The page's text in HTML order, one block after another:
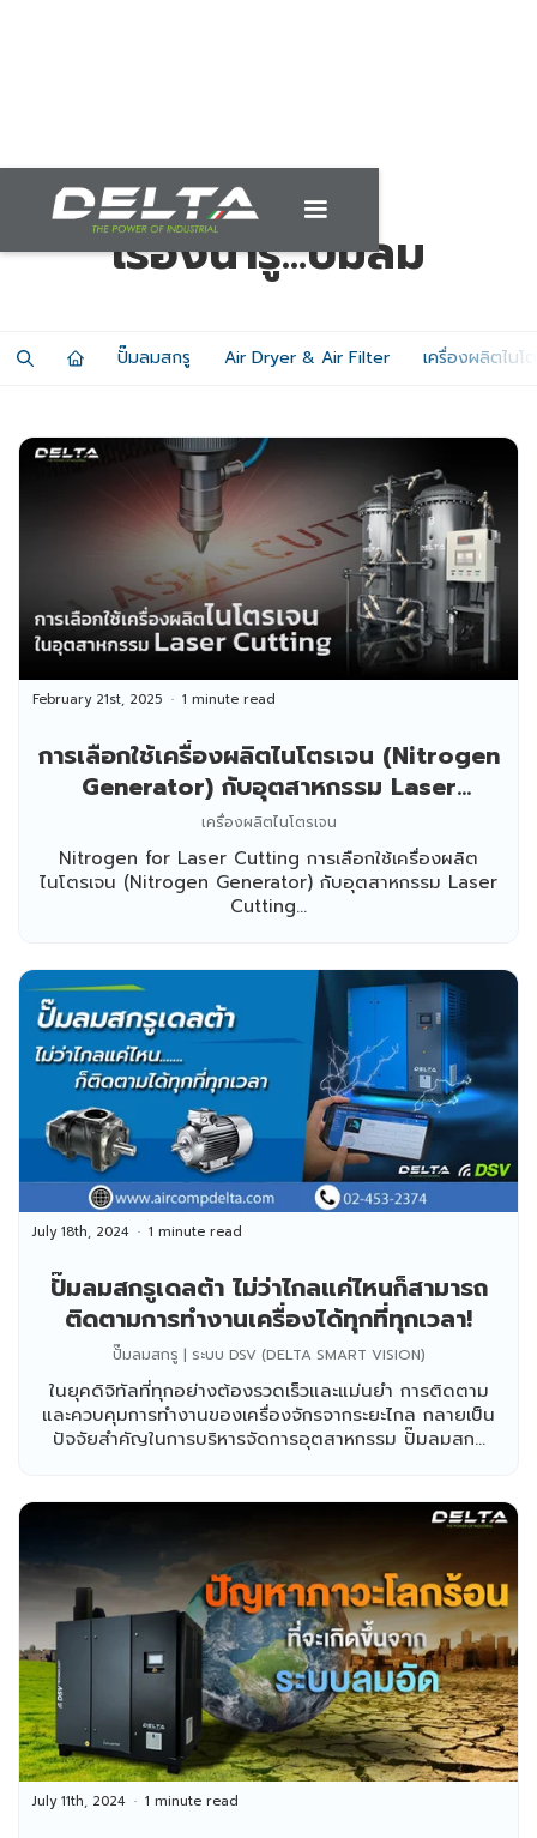
เรื่องน่ารู้...ปั๊มลม
ปั๊มลมสกรู Air Dryer & Air Filter เครื่องผลิตไนโ
การเลือกใช้เครื่องผลิตไนโตรเจน (Nitrogen
Generator) กับอุตสาหกรรม Laser
Cutting
February 21st, 2025 1 minute read
เครื่องผลิตไนโตรเจน
Nitrogen for Laser Cutting การเลือกใช้เครื่องผลิต
ไนโตรเจน (Nitrogen Generator) กับอุตสาหกรรม Laser
Cutting...
ปั๊มลมสกรูเดลต้า ไม่ว่าไกลแค่ไหนก็สามารถ
ติดตามการทำงานเครื่องได้ทุกที่ทุกเวลา!
July 18th, 2024 1 minute read
ปั๊มลมสกรู | ระบบ DSV (DELTA SMART VISION)
ในยุคดิจิทัลที่ทุกอย่างต้องรวดเร็วและแม่นยำ การติดตาม
และควบคุมการทำงานของเครื่องจักรจากระยะไกล กลายเป็น
ปัจจัยสำคัญในการบริหารจัดการอุตสาหกรรม ปั๊มลมสก...
July 11th, 2024 1 minute read